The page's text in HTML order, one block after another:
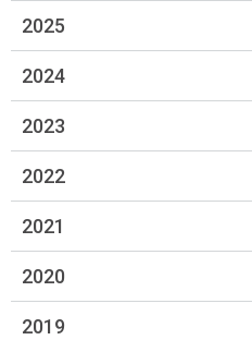
2025
2024
2023
2022
2021
2020
2019